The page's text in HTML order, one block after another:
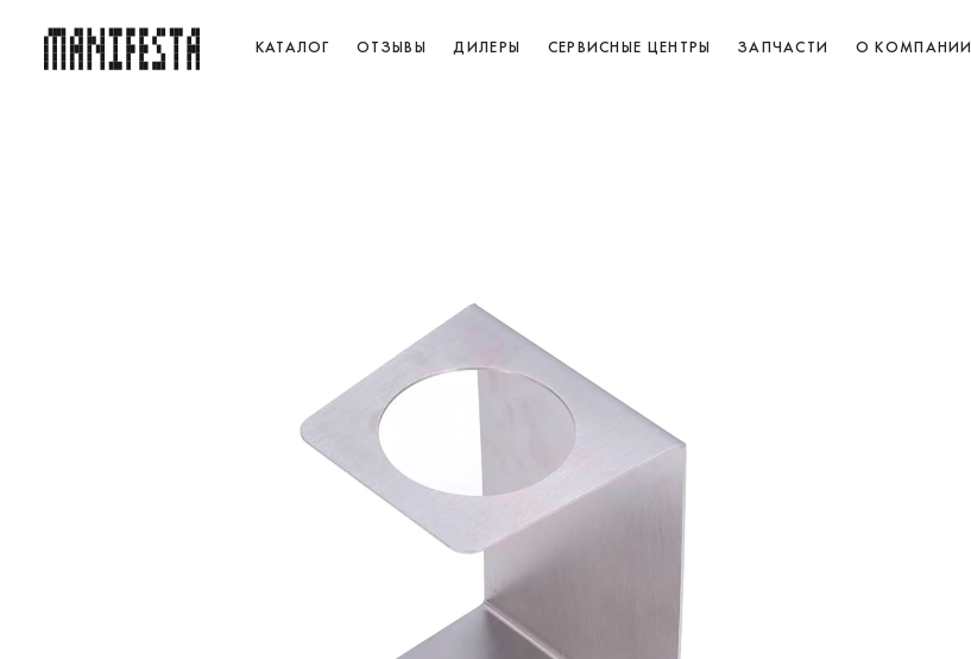
КАТАЛОГ ОТЗЫВЫ ДИЛЕРЫ СЕРВИСНЫЕ ЦЕНТРЫ ЗАПЧАСТИ О КОМПАНИИ